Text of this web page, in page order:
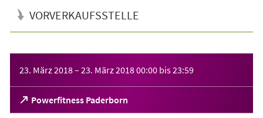
VORVERKAUFSSTELLE
23. März 2018– 23. März 201800:00 bis23:59
Powerfitness Paderborn
(Öffnet
in